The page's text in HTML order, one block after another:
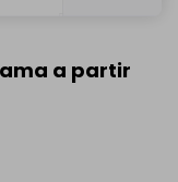
a partir